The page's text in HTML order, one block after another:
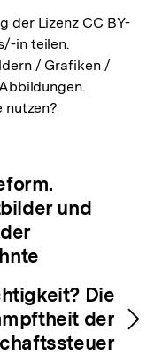
der Lizenz CC BY-
in teilen.
/ Grafiken /
nutzen?
und
Die
der